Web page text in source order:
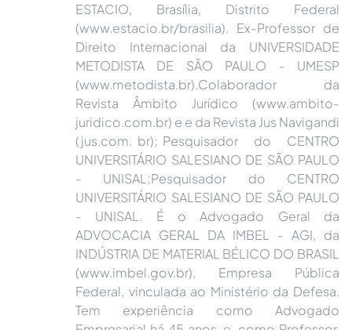
ESTACIO, Brasília, Distrito Federal
(www.estacio.br/brasilia). Ex-Professor de
Direito Internacional da UNIVERSIDADE
METODISTA DE SÃO PAULO - UMESP
(www.metodista.br).Colaborador da
Revista Âmbito Jurídico (www.ambito-
juridico.com.br) e e da Revista Jus Navigandi
(jus.com. br); Pesquisador do CENTRO
UNIVERSITÁRIO SALESIANO DE SÃO PAULO
- UNISAL;Pesquisador do CENTRO
UNIVERSITÁRIO SALESIANO DE SÃO PAULO
- UNISAL. É o Advogado Geral da
ADVOCACIA GERAL DA IMBEL - AGI, da
INDÚSTRIA DE MATERIAL BÉLICO DO BRASIL
(www.imbel.gov.br), Empresa Pública
Federal, vinculada ao Ministério da Defesa.
Tem experiência como Advogado